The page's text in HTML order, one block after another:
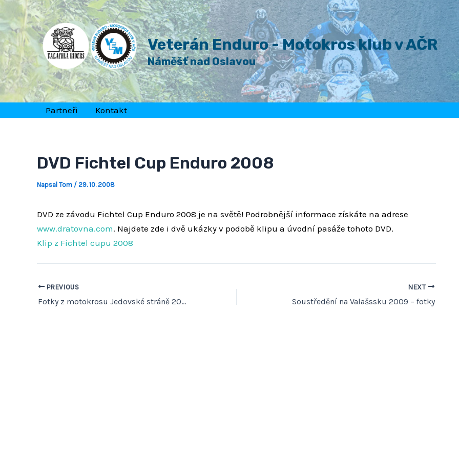
Přeskočit
na
obsah
Veterán Enduro - Motokros klub v AČR
Náměšť nad Oslavou
Partneři Kontakt
DVD Fichtel Cup Enduro 2008
Napsal Tom / 29. 10. 2008
DVD ze závodu Fichtel Cup Enduro 2008 je na světě! Podrobnější informace získáte na adrese
www.dratovna.com. Najdete zde i dvě ukázky v podobě klipu a úvodní pasáže tohoto DVD.
Klip z Fichtel cupu 2008
Post
navigation
PREVIOUS
Fotky z motokrosu Jedovské stráně 2008
NEXT
Soustředění na Valašssku 2009 – fotky